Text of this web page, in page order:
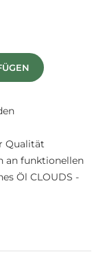
Qualität
an funktionellen
Öl CLOUDS -